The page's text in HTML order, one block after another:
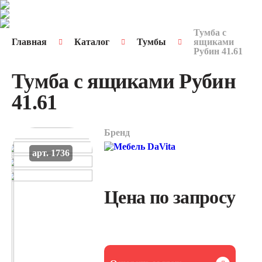
Главная Каталог Тумбы
Тумба с
ящиками
Рубин 41.61
Тумба с ящиками Рубин
41.61
арт. 1736
Бренд
Цена по запросу